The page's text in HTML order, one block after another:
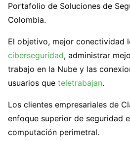
Portafolio de Soluciones de
Colombia.
El objetivo, mejor conectividad
ciberseguridad, administrar
trabajo en la Nube y las
usuarios que teletrabajan.
Los clientes empresariales de
enfoque superior de seguridad
computación perimetral.